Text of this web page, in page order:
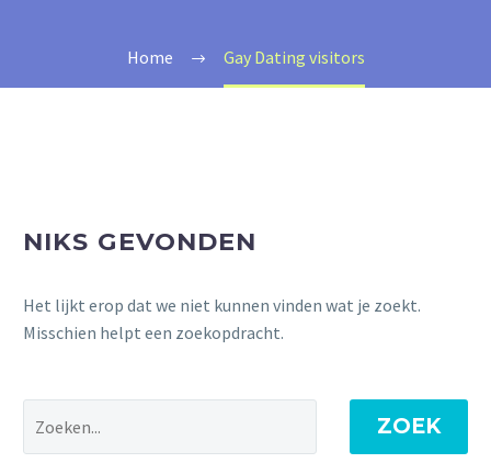
Home Gay Dating visitors
NIKS GEVONDEN
Het lijkt erop dat we niet kunnen vinden wat je zoekt.
Misschien helpt een zoekopdracht.
ZOEK